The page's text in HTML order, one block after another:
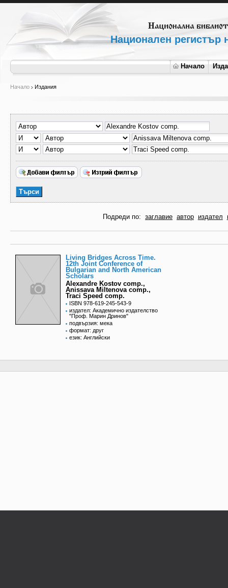
Национален регистър
Начало
Начало Издания
Подреди по: заглавие автор издател
Living Bridges Across Time.
12th Joint Conference of
Bulgarian and North American
Scholars
Alexandre Kostov comp.,
Anissava Miltenova comp.,
Traci Speed comp.
ISBN 978-619-245-543-9
издател: Академично издателство
"Проф. Марин Дринов"
подвързия: мека
формат: друг
език: Английски